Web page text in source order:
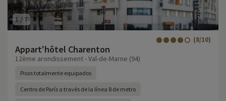
1 / 7
Appart'hôtel Charenton
(8/10)
12ème arondissement - Val-de-Marne (94)
Pisos totalmente equipados
Centro de París a través de la línea 8 de metro